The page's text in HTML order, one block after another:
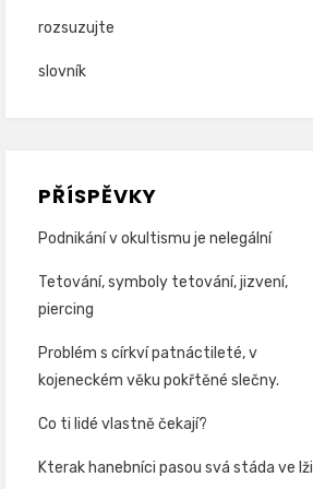
rozsuzujte
slovník
PŘÍSPĚVKY
Podnikání v okultismu je nelegální
Tetování, symboly tetování, jizvení,
piercing
Problém s církví patnáctileté, v
kojeneckém věku pokřtěné slečny.
Co ti lidé vlastně čekají?
Kterak hanebníci pasou svá stáda ve lži